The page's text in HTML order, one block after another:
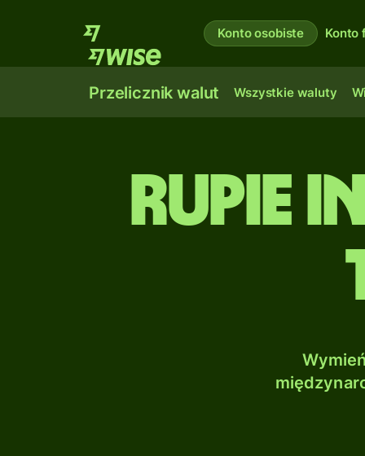
Konto osobiste Konto
Przelicznik walut Wszystkie waluty
Rupie